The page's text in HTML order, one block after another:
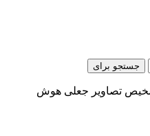
جستجو برای
تصاویر جعلی هوش